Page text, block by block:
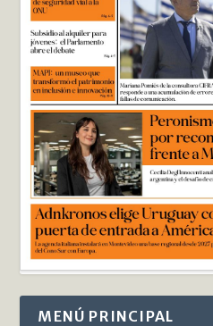
MENÚ PRINCIPAL